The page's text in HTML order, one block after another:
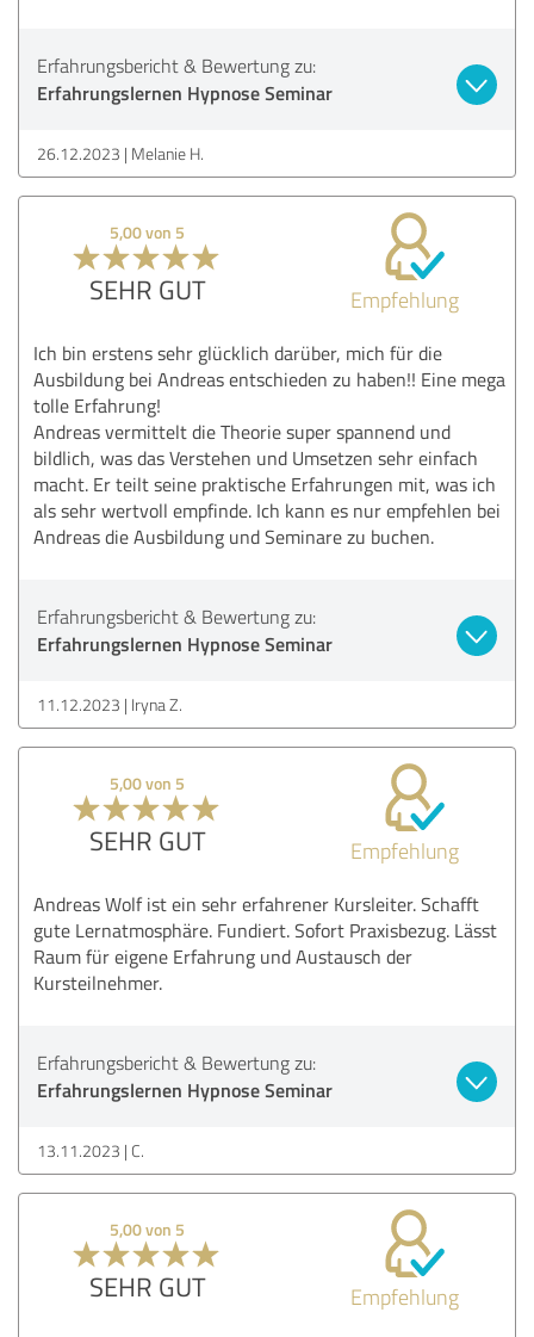
Erfahrungsbericht & Bewertung zu:
Erfahrungslernen Hypnose Seminar
26.12.2023 Melanie H.
5,00 von 5
SEHR GUT Empfehlung
Ich bin erstens sehr glücklich darüber, mich für die
Ausbildung bei Andreas entschieden zu haben!! Eine mega
tolle Erfahrung!
Andreas vermittelt die Theorie super spannend und
bildlich, was das Verstehen und Umsetzen sehr einfach
macht. Er teilt seine praktische Erfahrungen mit, was ich
als sehr wertvoll empfinde. Ich kann es nur empfehlen bei
Andreas die Ausbildung und Seminare zu buchen.
Erfahrungsbericht & Bewertung zu:
Erfahrungslernen Hypnose Seminar
11.12.2023 Iryna Z.
5,00 von 5
SEHR GUT Empfehlung
Andreas Wolf ist ein sehr erfahrener Kursleiter. Schafft
gute Lernatmosphäre. Fundiert. Sofort Praxisbezug. Lässt
Raum für eigene Erfahrung und Austausch der
Kursteilnehmer.
Erfahrungsbericht & Bewertung zu:
Erfahrungslernen Hypnose Seminar
13.11.2023 C.
5,00 von 5
SEHR GUT Empfehlung